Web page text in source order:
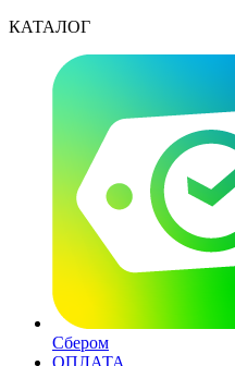
КАТАЛОГ
Сбером
ОПЛАТА